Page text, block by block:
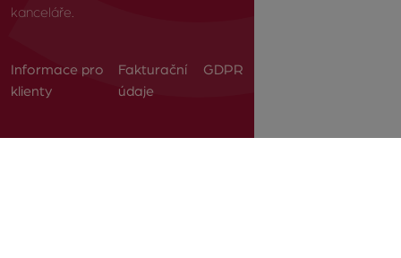
kanceláře.
Informace pro
klienty
Fakturační
údaje
GDPR